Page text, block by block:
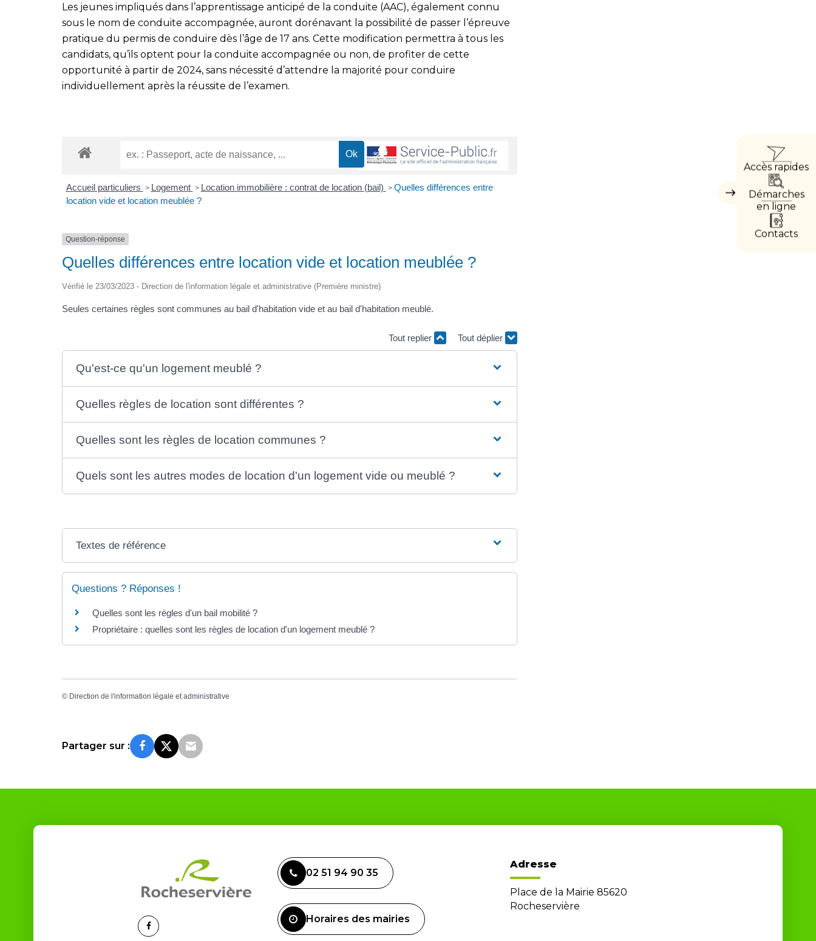
Masquer
Accès rapides
Démarches
en ligne
Contacts
Les jeunes impliqués dans l’apprentissage anticipé de la conduite (AAC), également connu
sous le nom de conduite accompagnée, auront dorénavant la possibilité de passer l’épreuve
pratique du permis de conduire dès l’âge de 17 ans. Cette modification permettra à tous les
candidats, qu’ils optent pour la conduite accompagnée ou non, de profiter de cette
opportunité à partir de 2024, sans nécessité d’attendre la majorité pour conduire
individuellement après la réussite de l’examen.
Accueil particuliers > Logement > Location immobilière : contrat de location (bail) > Quelles différences entre
location vide et location meublée ?
Question-réponse
Quelles différences entre location vide et location meublée ?
Vérifié le 23/03/2023 - Direction de l'information légale et administrative (Première ministre)
Seules certaines règles sont communes au bail d'habitation vide et au bail d'habitation meublé.
Tout replier Tout déplier
Qu'est-ce qu'un logement meublé ?
Quelles règles de location sont différentes ?
Quelles sont les règles de location communes ?
Quels sont les autres modes de location d'un logement vide ou meublé ?
Textes de référence
Questions ? Réponses !
Quelles sont les règles d'un bail mobilité ?
Propriétaire : quelles sont les règles de location d'un logement meublé ?
© Direction de l'information légale et administrative
Partager sur :
Lien
02 51 94 90 35
Horaires des mairies
Adresse
Place de la Mairie 85620
Rocheservière